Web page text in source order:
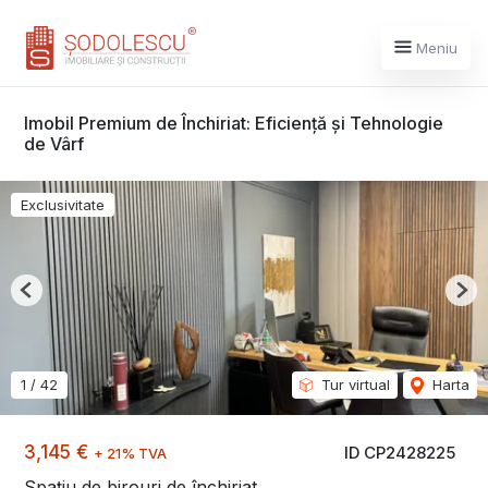
Meniu
Imobil Premium de Închiriat: Eficiență și Tehnologie
de Vârf
ID CP2428225
3,145 € + 21% TVA
Exclusivitate
1 / 42 Tur virtual Harta
Previous